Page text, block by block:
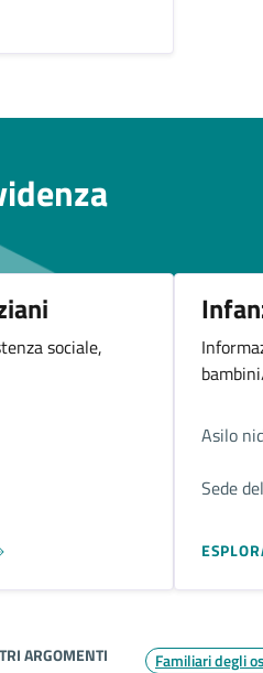
sociale,
Asilo
Sede
ARGOMENTI Familiari degli